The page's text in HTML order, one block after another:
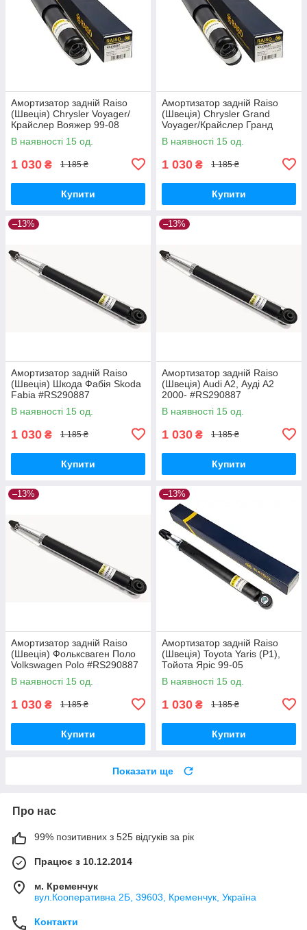
Амортизатор задній Raiso
(Швеція) Chrysler Voyager/
Крайслер Вояжер 99-08
#RS200687 UANWSFO17
В наявності 15 од.
1 030 ₴ 1 185 ₴
Купити
Амортизатор задній Raiso
(Швеція) Chrysler Grand
Voyager/Крайслер Гранд
Вояжер 99-08 #RS200687
UANWSFO17
В наявності 15 од.
1 030 ₴ 1 185 ₴
Купити
–13%
Амортизатор задній Raiso
(Швеція) Шкода Фабія Skoda
Fabia #RS290887
UAWVDIZ17
В наявності 15 од.
1 030 ₴ 1 185 ₴
Купити
–13%
Амортизатор задній Raiso
(Швеція) Audi A2, Ауді А2
2000- #RS290887
UAQADNI17
В наявності 15 од.
1 030 ₴ 1 185 ₴
Купити
–13%
Амортизатор задній Raiso
(Швеція) Фольксваген Поло
Volkswagen Polo #RS290887
UAVMMGK17
В наявності 15 од.
1 030 ₴ 1 185 ₴
Купити
–13%
Амортизатор задній Raiso
(Швеція) Toyota Yaris (P1),
Тойота Яріс 99-05
#RS280523 UAMRDJA17
В наявності 15 од.
1 030 ₴ 1 185 ₴
Купити
Показати ще
Про нас
99% позитивних з 525 відгуків за рік
Працює з 10.12.2014
м. Кременчук
вул.Кооперативна 2Б, 39603, Кременчук, Україна
Контакти